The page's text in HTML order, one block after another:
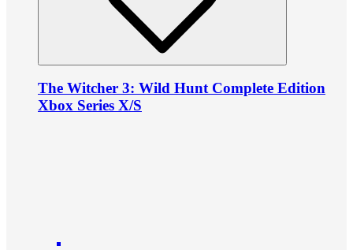
The Witcher 3: Wild Hunt Complete Edition
Xbox Series X/S